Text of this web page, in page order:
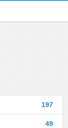
197
49